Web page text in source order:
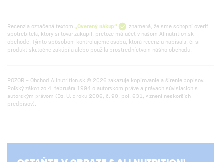
Recenzia označená textom „Overený nákup“
znamená, že sme schopní overiť
spotrebiteľa, ktorý si tovar zakúpil, pretože má účet v našom Allnutrition.sk
obchode. Týmto spôsobom kontrolujeme osobu, ktorá recenziu napísala, či si
produkt skutočne zakúpila alebo použila prostredníctvom nášho obchodu.
POZOR – Obchod Allnutrition.sk © 2026 zakazuje kopírovanie a šírenie popisov.
Poľský zákon zo 4. februára 1994 o autorskom práve a právach súvisiacich s
autorským právom (Dz. U. z roku 2006, č. 90, pol. 631, v znení neskorších
predpisov).